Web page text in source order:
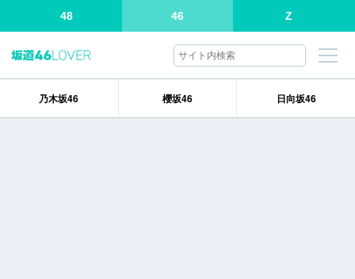
48 46 Z
乃木坂46 櫻坂46 日向坂46